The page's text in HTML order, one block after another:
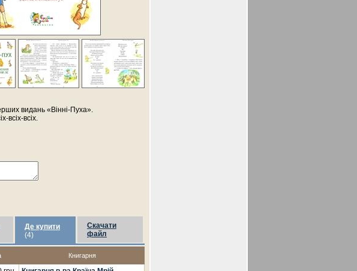
видань «Вінні-Пуха».
всіх-всіх.
Де купити
(4)
Скачати
файл
Книгарня